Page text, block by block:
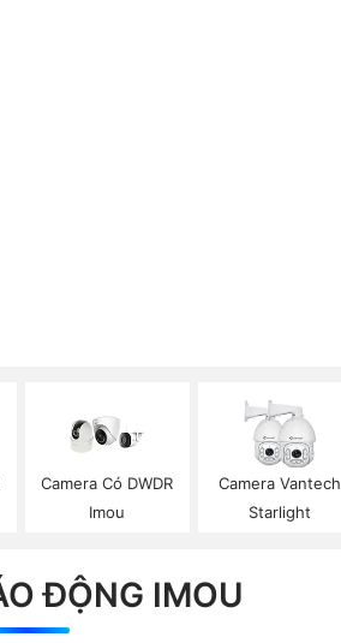
Camera Có DWDR
Imou
Camera Vantech
Starlight
ĐỘNG IMOU